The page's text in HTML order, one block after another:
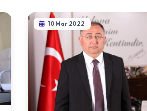
10 Mar 2022